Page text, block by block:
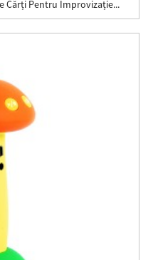
Cărți Pentru Improvizație...